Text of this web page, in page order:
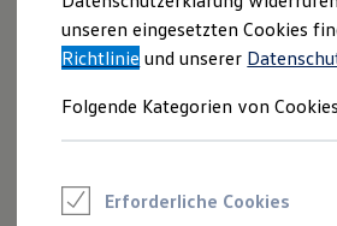
Aktuelle Angebote
E-Auto-Förderung
Volkswagen Marktplatz
Junge Gebrauchtwagen und
Saisonangebote
unseren eingesetzten Cookies
Richtlinie und unserer
Folgende Kategorien von
Erforderliche Cookies